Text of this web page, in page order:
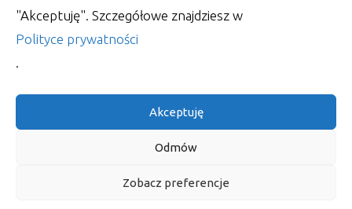
"Akceptuję". Szczegółowe znajdziesz w
Polityce prywatności
.
Akceptuję
Odmów
Zobacz preferencje
Kiedy wybudowaliśmy już dom w stanie surowym
przez nas
WSZELKIE PRAWA ZASTRZEŻONE